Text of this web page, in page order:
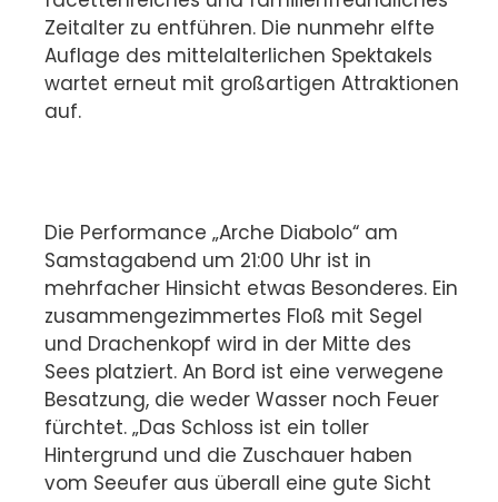
Zeitalter zu entführen. Die nunmehr elfte
Auflage des mittelalterlichen Spektakels
wartet erneut mit großartigen Attraktionen
auf.
Die Performance „Arche Diabolo“ am
Samstagabend um 21:00 Uhr ist in
mehrfacher Hinsicht etwas Besonderes. Ein
zusammengezimmertes Floß mit Segel
und Drachenkopf wird in der Mitte des
Sees platziert. An Bord ist eine verwegene
Besatzung, die weder Wasser noch Feuer
fürchtet. „Das Schloss ist ein toller
Hintergrund und die Zuschauer haben
vom Seeufer aus überall eine gute Sicht